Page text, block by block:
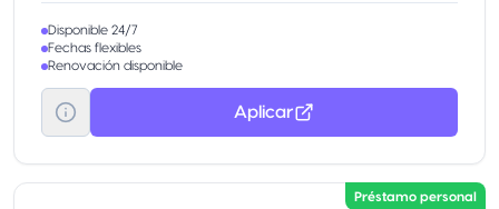
Disponible 24/7
Fechas flexibles
Renovación disponible
Aplicar
Préstamo personal